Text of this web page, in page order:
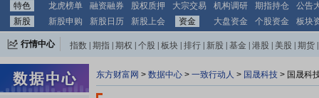
特色 龙虎榜单 融资融券 股权质押 大宗交易 机构调研 期指持仓
公告
新股
新股申购 新股日历 新股上会 资金 大盘资金 个股资金 板块
行情中心 指数 期指 期权 个股 板块 排行 新股 基金 港股 美股 期货
东方财富网 > 数据中心 > 一致行动人 > 国晟科技 > 国晟科